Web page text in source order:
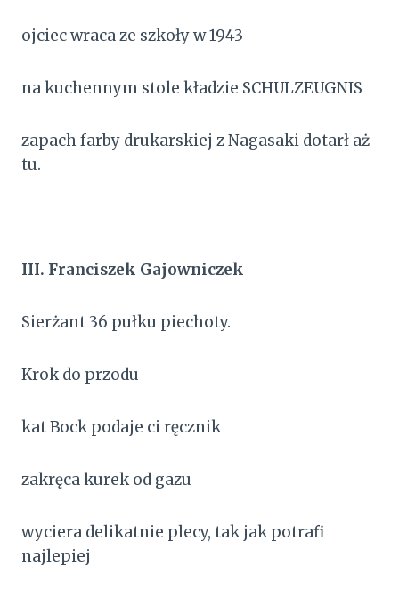
ojciec wraca ze szkoły w 1943
na kuchennym stole kładzie SCHULZEUGNIS
zapach farby drukarskiej z Nagasaki dotarł aż
tu.
III. Franciszek Gajowniczek
Sierżant 36 pułku piechoty.
Krok do przodu
kat Bock podaje ci ręcznik
zakręca kurek od gazu
wyciera delikatnie plecy, tak jak potrafi
najlepiej